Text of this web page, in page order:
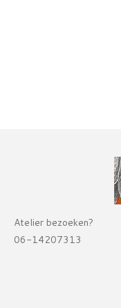
Atelier bezoeken?
06-14207313